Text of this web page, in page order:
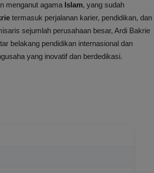
menganut agama Islam, yang sudah
termasuk perjalanan karier, pendidikan, dan
sejumlah perusahaan besar, Ardi Bakrie
belakang pendidikan internasional dan
yang inovatif dan berdedikasi.